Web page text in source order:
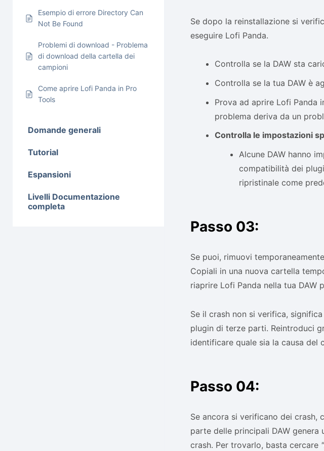
Esempio di errore Directory Can
Not Be Found
Problemi di download - Problema
di download della cartella dei
campioni
Come aprire Lofi Panda in Pro
Tools
Domande generali
Tutorial
Espansioni
Livelli Documentazione
completa
Se dopo la reinstallazione si
eseguire Lofi Panda.
Controlla se la DAW sta
Controlla se la tua DAW è
Prova ad aprire Lofi Panda
problema deriva da un
Controlla le impostazioni
Alcune DAW hanno
compatibilità dei
ripristinale come
Passo 03:
Se puoi, rimuovi
Copiali in una nuova cartella
riaprire Lofi Panda nella tua DAW
Se il crash non si verifica,
plugin di terze parti. Reintroduci
identificare quale sia la causa del
Passo 04:
Se ancora si verificano dei crash,
parte delle principali DAW
crash. Per trovarlo, basta cercare "